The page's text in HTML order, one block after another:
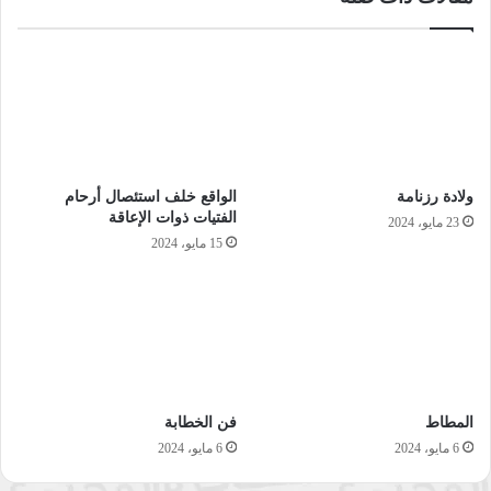
أمثال أمثال ستي وستك
ولادة رزنامة
23 مايو، 2024
الواقع خلف استئصال أرحام
الفتيات ذوات الإعاقة
15 مايو، 2024
المطاط
6 مايو، 2024
فن الخطابة
6 مايو، 2024